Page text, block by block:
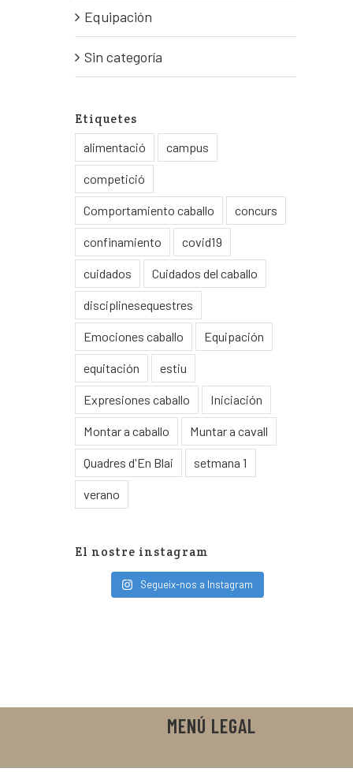
Equipación
Sin categoría
Etiquetes
alimentació
campus
competició
Comportamiento caballo concurs
confinamiento covid19
cuidados Cuidados del caballo
disciplinesequestres
Emociones caballo Equipación
equitación estiu
Expresiones caballo Iniciación
Montar a caballo Muntar a cavall
Quadres d'En Blai setmana 1
verano
El nostre instagram
Segueix-nos a Instagram
MENÚ LEGAL